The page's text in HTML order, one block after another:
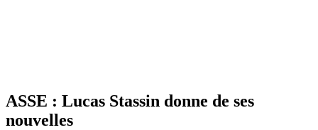
ASSE : Lucas Stassin donne de ses
nouvelles